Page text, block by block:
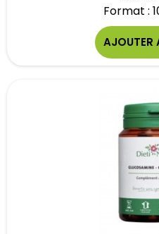
Format :
AJOUTER